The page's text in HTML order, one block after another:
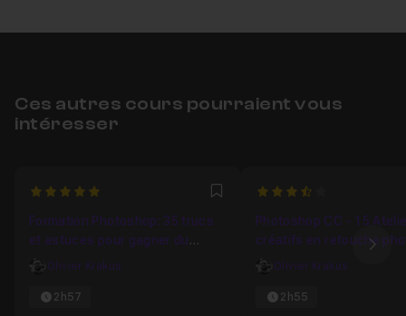
Ces autres cours pourraient vous
intéresser
5 Favori
Formation Photoshop: 35 trucs
et astuces pour gagner du
tempsOlivier Krakus
2h57
3.8
Photoshop CC - 15
créatifs en retouche
Olivier Krakus
2h55